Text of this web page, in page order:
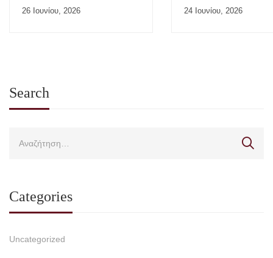
Ιούλιος 2026
26 Ιουνίου, 2026 24 Ιουνίου, 2026
Search
Categories
Uncategorized